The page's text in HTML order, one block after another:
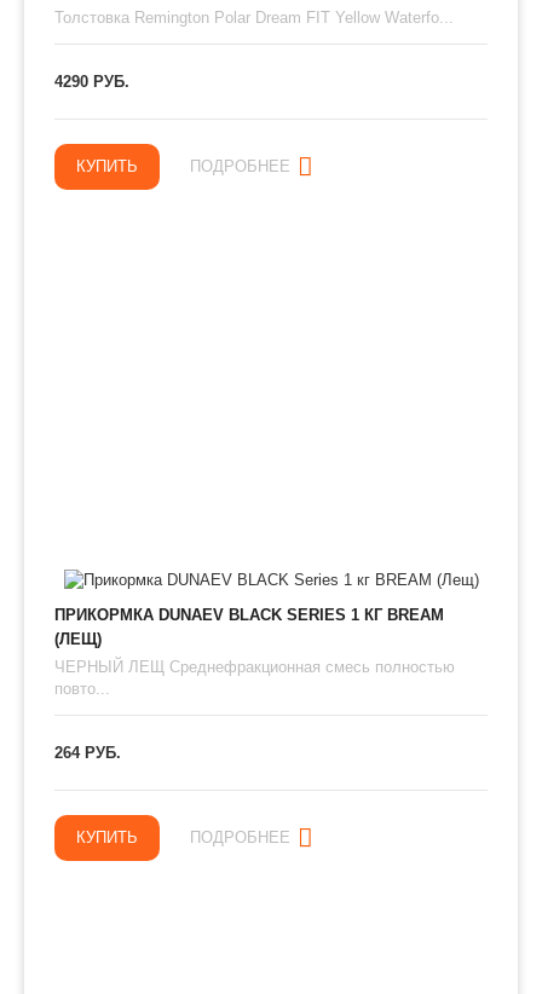
Толстовка Remington Polar Dream FIT Yellow Waterfo...
4290 РУБ.
КУПИТЬ ПОДРОБНЕЕ
ПРИКОРМКА DUNAEV BLACK SERIES 1 КГ BREAM
(ЛЕЩ)
ЧЕРНЫЙ ЛЕЩ Среднефракционная смесь полностью
повто...
264 РУБ.
КУПИТЬ ПОДРОБНЕЕ